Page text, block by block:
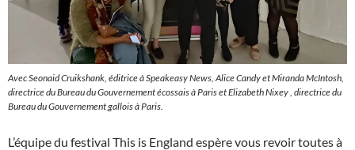
Avec Seonaid Cruikshank, éditrice à Speakeasy News, Alice Candy et Miranda McIntosh,
directrice du Bureau du Gouvernement écossais à Paris et Elizabeth Nixey , directrice du
Bureau du Gouvernement gallois à Paris.
L’équipe du festival This is England espère vous revoir toutes à